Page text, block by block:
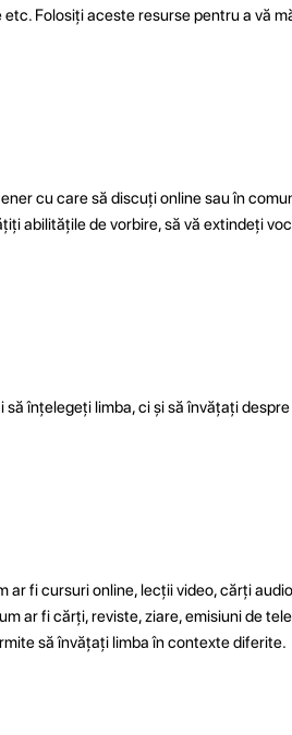
Folosiți aceste resurse pentru a vă
cu care să discuți online sau în
abilitățile de vorbire, să vă extindeți
înțelegeți limba, ci și să învățați
fi cursuri online, lecții video, cărți
ar fi cărți, reviste, ziare, emisiuni de
să învățați limba în contexte diferite.